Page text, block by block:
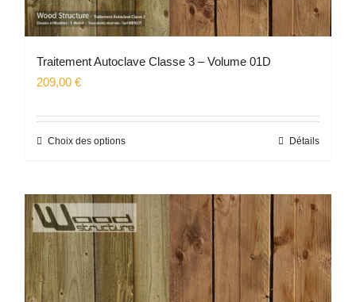
Traitement Autoclave Classe 3 – Volume 01D
209,00 €
Choix des optionsCe
plusieurs
variations.
options
peuvent
Détails